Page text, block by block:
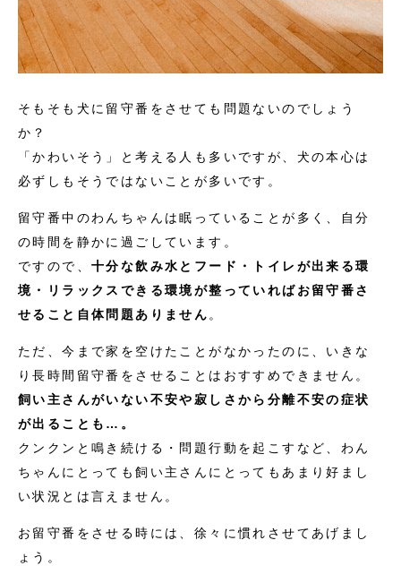
そもそも犬に留守番をさせても問題ないのでしょう
か？
「かわいそう」と考える人も多いですが、犬の本心は
必ずしもそうではないことが多いです。
留守番中のわんちゃんは眠っていることが多く、自分
の時間を静かに過ごしています。
ですので、 十分な飲み水とフード・トイレが出来る環
境・リラックスできる環境が整っていればお留守番さ
せること自体問題ありません 。
ただ、今まで家を空けたことがなかったのに、いきな
り長時間留守番をさせることはおすすめできません。
飼い主さんがいない不安や寂しさから分離不安の症状
が出ることも…。
クンクンと鳴き続ける・問題行動を起こすなど、わん
ちゃんにとっても飼い主さんにとってもあまり好まし
い状況とは言えません。
お留守番をさせる時には、徐々に慣れさせてあげまし
ょう。